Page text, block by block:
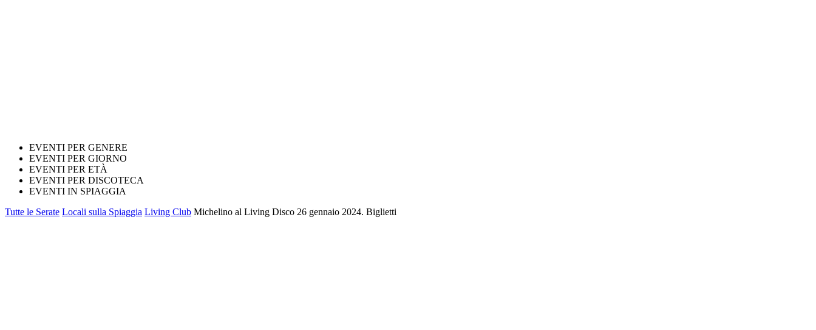
EVENTI PER GENERE
EVENTI PER GIORNO
EVENTI PER ETÀ
EVENTI PER DISCOTECA
EVENTI IN SPIAGGIA
Tutte le Serate Locali sulla Spiaggia Living Club Michelino al Living Disco 26 gennaio 2024. Biglietti